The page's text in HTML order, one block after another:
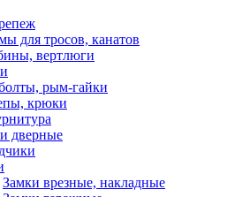
для тросов, канатов
вертлюги
рым-гайки
крюки
дверные
Замки врезные, накладные